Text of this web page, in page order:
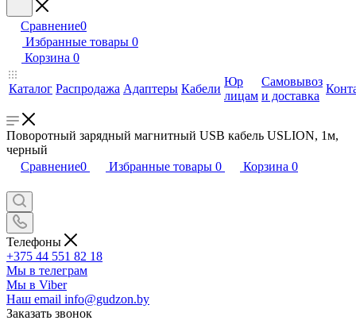
Сравнение0
Избранные товары 0
Корзина 0
Каталог Распродажа Адаптеры Кабели
Юр
лицам
Самовывоз
и доставка
Поворотный зарядный магнитный USB кабель USLION, 1м,
черный
Сравнение0 Избранные товары 0 Корзина 0
Телефоны
+375 44 551 82 18
Мы в телеграм
Мы в Viber
Наш email info@gudzon.by
Заказать звонок